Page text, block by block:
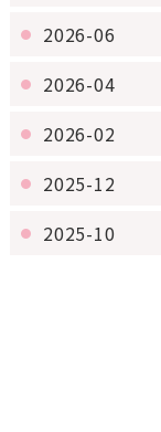
2026-06
2026-04
2026-02
2025-12
2025-10